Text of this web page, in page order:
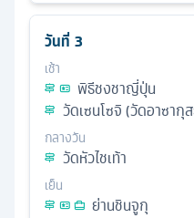
วันที่ 3
เช้า
พิธีชงชาญี่ปุ่น
วัดเซนโซจิ (วัดอาซากุส
กลางวัน
วัดหัวไชเท้า
เย็น
ย่านชินจูกุ